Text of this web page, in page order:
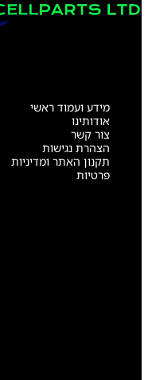
מידע ועמוד ראשי
אודותינו
צור קשר
הצהרת נגישות
תקנון האתר ומדיניות
פרטיות